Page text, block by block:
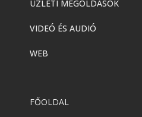
ÜZLETI MEGOLDÁSOK
VIDEÓ ÉS AUDIÓ
WEB
FŐOLDAL